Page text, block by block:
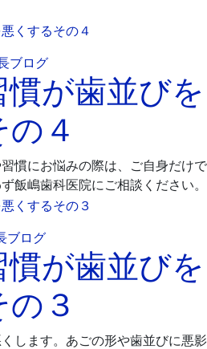
ブログ2022
年
12
月
26
日
飯
嶋
歯
科
医
院
が歯並びを
４
慣にお悩みの際は、ご自身だけで
飯嶋歯科医院にご相談ください。
ブログ2022
年
12
月
24
日
飯
嶋
歯
科
医
院
が歯並びを
３
します。あごの形や歯並びに悪影